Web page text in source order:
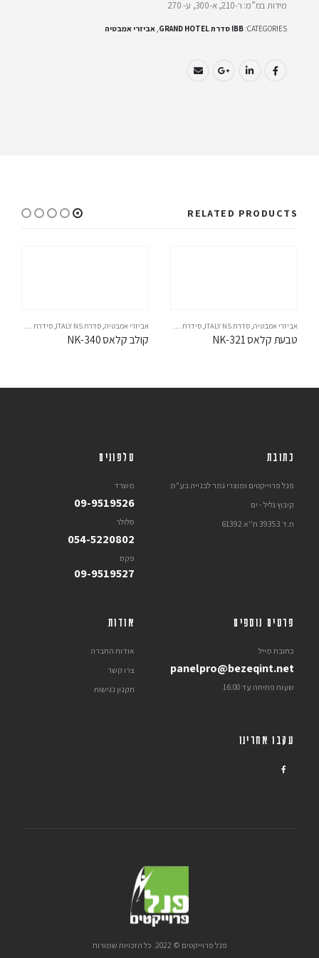
מידות במ”מ: ר-210, א-300, ע- 270
CATEGORIES: IBB סדרת GRAND HOTEL ,אביזרי אמבטיה
RELATED PRODUCTS
אביזרי אמבטיה,סדרת ITALY NS ,סידרת קלאס
טבעת קלאס NK-321
אביזרי אמבטיה,סדרת ITALY NS ,סידרת קלאס
קולב קלאס NK-340
כתובת
פנל פרוייקטים ומוצרי גמר לבנייה בע"מ
קיבוץ גליל - ים
ת.ד 39353 ת''א 61392
טלפונים
משרד
09-9519526
סלולר
054-5220802
פקס
09-9519527
פרטים נוספים
כתובת מייל
panelpro@bezeqint.net
שעות פתיחה עד 16:00
אודות
אודות החברה
צרו קשר
תקנון נגישות
עקבו אחרינו
פנל פרוייקטים © 2022. כל הזכויות שמורות